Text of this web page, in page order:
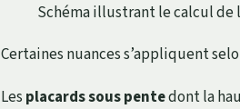
Schéma illustrant le calcul de
Certaines nuances s’appliquent
Les placards sous pentedont la